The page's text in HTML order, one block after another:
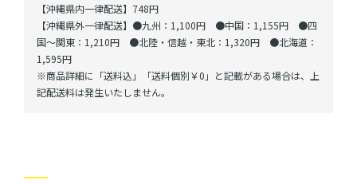
【沖縄県内一律配送】748円
【沖縄県外一律配送】●九州：1,100円 ●中国：1,155円 ●四
国～関東：1,210円 ●北陸・信越・東北：1,320円 ●北海道：
1,595円
※商品詳細に「送料込」「送料個別￥0」と記載がある場合は、上
記配送料は発生いたしません。